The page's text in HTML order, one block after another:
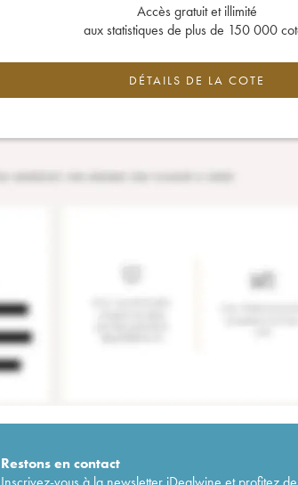
Accès gratuit et illimité
aux statistiques de plus de 150 000
DÉTAILS DE LA COTE
Restons encontact